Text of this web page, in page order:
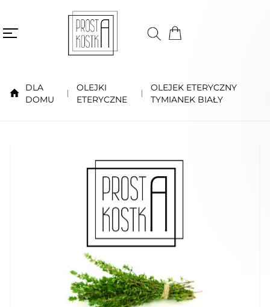
DLA
DOMU
OLEJKI
ETERYCZNE
OLEJEK ETERYCZNY
TYMIANEK BIAŁY